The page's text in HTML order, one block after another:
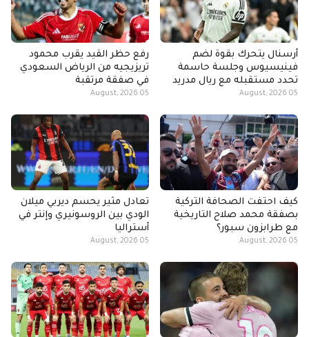
أرسنال يتحرك بقوة لضم
فينيسيوس وجلسة حاسمة
تحدد مستقبله مع ريال مدريد
05 August, 2026
رفع حظر القيد يقرب محمود
تريزيجيه من الرياض السعودي
في صفقة مرتقبة
05 August, 2026
كيف احتفت الصحافة التركية
بصفقة محمد صلاح التاريخية
مع طرابزون سبور؟
05 August, 2026
تعادل مثير يحسم ديربي ميلان
الودي بين الروسونيري وإنتر في
أستراليا
05 August, 2026